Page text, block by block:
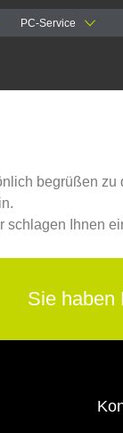
PC-Service
begrüßen zu
Ihnen
Sie haben